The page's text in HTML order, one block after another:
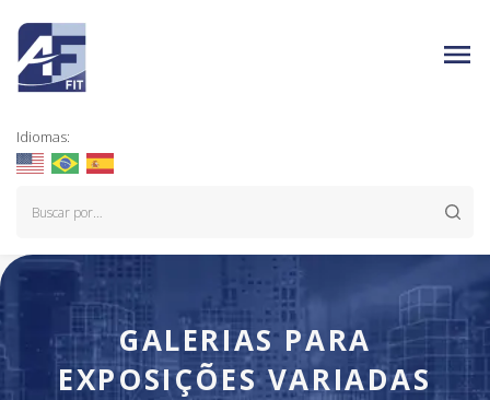
Idiomas:
GALERIAS PARA
EXPOSIÇÕES VARIADAS